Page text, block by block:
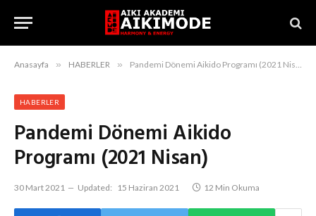
Anasayfa » HABERLER » Pandemi Dönemi Aikido Programı (2021 Nisan)
HABERLER
Pandemi Dönemi Aikido
Programı (2021 Nisan)
30 Mart 2021 Updated: 15 Haziran 2021 12 Min Okuma